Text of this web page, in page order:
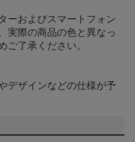
ーおよびスマートフォン
実際の商品の色と異なっ
ご了承ください。
デザインなどの仕様が予